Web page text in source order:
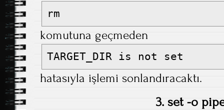
rm
komutuna geçmeden
TARGET_DIR is not set
hatasıyla işlemi sonlandıracaktı.
3. set -o